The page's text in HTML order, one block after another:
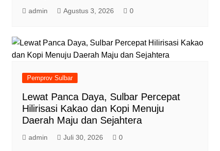
admin Agustus 3, 2026 0
Pemprov Sulbar
Lewat Panca Daya, Sulbar Percepat
Hilirisasi Kakao dan Kopi Menuju
Daerah Maju dan Sejahtera
admin Juli 30, 2026 0